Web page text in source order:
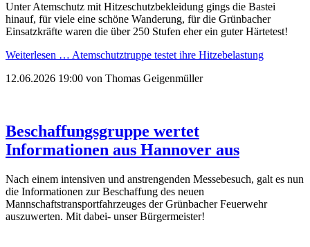
Unter Atemschutz mit Hitzeschutzbekleidung gings die Bastei
hinauf, für viele eine schöne Wanderung, für die Grünbacher
Einsatzkräfte waren die über 250 Stufen eher ein guter Härtetest!
Weiterlesen … Atemschutztruppe testet ihre Hitzebelastung
12.06.2026 19:00 von Thomas Geigenmüller
Beschaffungsgruppe wertet
Informationen aus Hannover aus
Nach einem intensiven und anstrengenden Messebesuch, galt es nun
die Informationen zur Beschaffung des neuen
Mannschaftstransportfahrzeuges der Grünbacher Feuerwehr
auszuwerten. Mit dabei- unser Bürgermeister!